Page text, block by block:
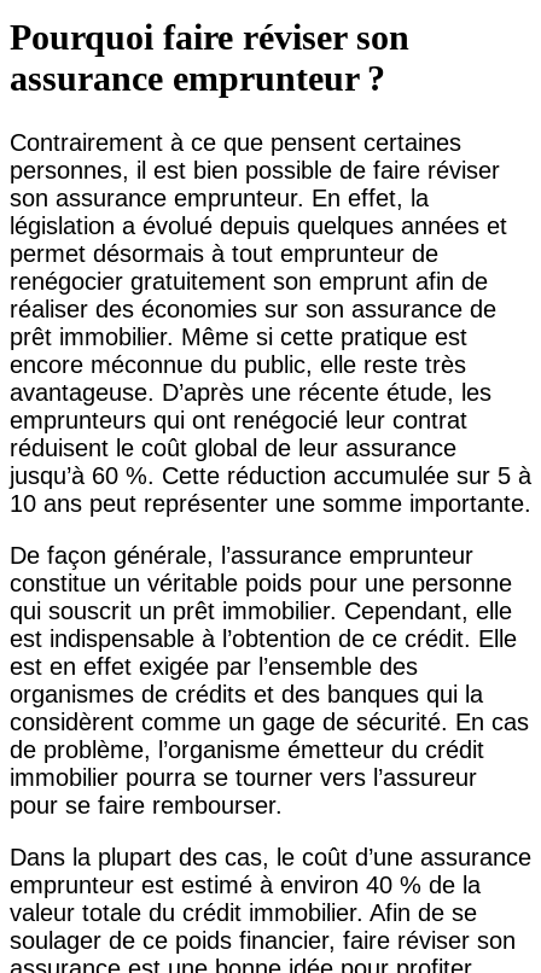
Pourquoi faire réviser son
assurance emprunteur ?
Contrairement à ce que pensent certaines
personnes, il est bien possible de faire réviser
son assurance emprunteur. En effet, la
législation a évolué depuis quelques années et
permet désormais à tout emprunteur de
renégocier gratuitement son emprunt afin de
réaliser des économies sur son assurance de
prêt immobilier. Même si cette pratique est
encore méconnue du public, elle reste très
avantageuse. D’après une récente étude, les
emprunteurs qui ont renégocié leur contrat
réduisent le coût global de leur assurance
jusqu’à 60 %. Cette réduction accumulée sur 5 à
10 ans peut représenter une somme importante.
De façon générale, l’assurance emprunteur
constitue un véritable poids pour une personne
qui souscrit un prêt immobilier. Cependant, elle
est indispensable à l’obtention de ce crédit. Elle
est en effet exigée par l’ensemble des
organismes de crédits et des banques qui la
considèrent comme un gage de sécurité. En cas
de problème, l’organisme émetteur du crédit
immobilier pourra se tourner vers l’assureur
pour se faire rembourser.
Dans la plupart des cas, le coût d’une assurance
emprunteur est estimé à environ 40 % de la
valeur totale du crédit immobilier. Afin de se
soulager de ce poids financier, faire réviser son